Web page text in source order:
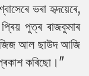
ভৰা হৃদয়েৰে,
পুত্ৰ ৰাজকুমাৰ
আল ছাউদ আজি
কৰিছো।"